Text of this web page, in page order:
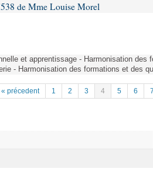
de Mme Louise Morel
et apprentissage - Harmonisation des
- Harmonisation des formations et des
« précedent 1 2 3 4 5 6